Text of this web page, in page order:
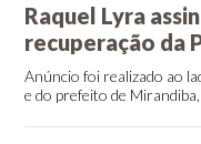
Raquel Lyra
recuperação da
Anúncio foi realizado ao
e do prefeito de